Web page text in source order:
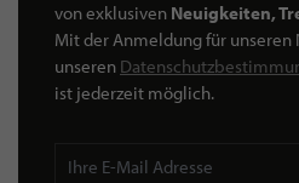
von exklusiven Neuigkeiten,
Mit der Anmeldung für
unseren
ist jederzeit möglich.